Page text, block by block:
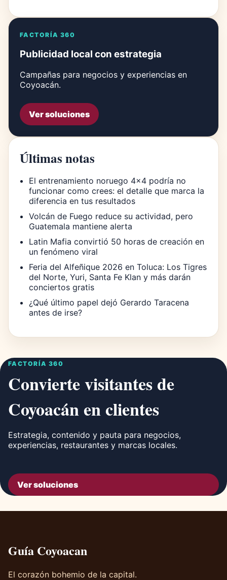
FACTORÍA 360
Publicidad local con estrategia
Campañas para negocios y experiencias en
Coyoacán.
Ver soluciones
Últimas notas
El entrenamiento noruego 4×4 podría no
funcionar como crees: el detalle que marca la
diferencia en tus resultados
Volcán de Fuego reduce su actividad, pero
Guatemala mantiene alerta
Latin Mafia convirtió 50 horas de creación en
un fenómeno viral
Feria del Alfeñique 2026 en Toluca: Los Tigres
del Norte, Yuri, Santa Fe Klan y más darán
conciertos gratis
¿Qué último papel dejó Gerardo Taracena
antes de irse?
FACTORÍA 360
Convierte visitantes de
Coyoacán en clientes
Estrategia, contenido y pauta para negocios,
experiencias, restaurantes y marcas locales.
Ver soluciones
Guía Coyoacan
El corazón bohemio de la capital.